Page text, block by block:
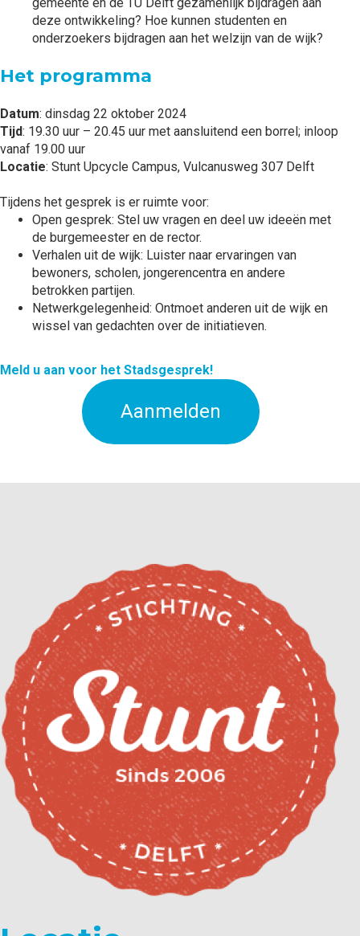
deze ontwikkeling? Hoe kunnen studenten en
onderzoekers bijdragen aan het welzijn van de wijk?
Het programma
Datum: dinsdag 22 oktober 2024
Tijd: 19.30 uur – 20.45 uur met aansluitend een borrel; inloop
vanaf 19.00 uur
Locatie: Stunt Upcycle Campus, Vulcanusweg 307 Delft
Tijdens het gesprek is er ruimte voor:
Open gesprek: Stel uw vragen en deel uw ideeën met
de burgemeester en de rector.
Verhalen uit de wijk: Luister naar ervaringen van
bewoners, scholen, jongerencentra en andere
betrokken partijen.
Netwerkgelegenheid: Ontmoet anderen uit de wijk en
wissel van gedachten over de initiatieven.
Meld u aan voor het Stadsgesprek!
Aanmelden